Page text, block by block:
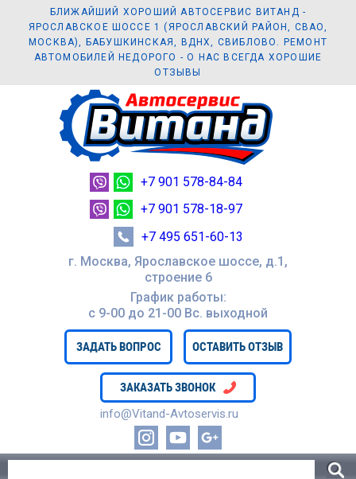
БЛИЖАЙШИЙ ХОРОШИЙ АВТОСЕРВИС ВИТАНД -
ЯРОСЛАВСКОЕ ШОССЕ 1 (ЯРОСЛАВСКИЙ РАЙОН, СВАО,
МОСКВА), БАБУШКИНСКАЯ, ВДНХ, СВИБЛОВО. РЕМОНТ
АВТОМОБИЛЕЙ НЕДОРОГО - О НАС ВСЕГДА ХОРОШИЕ
ОТЗЫВЫ
г. Москва, Ярославское шоссе, д.1,
строение 6
График работы:
с 9-00 до 21-00 Вc. выходной
ЗАДАТЬ ВОПРОС ОСТАВИТЬ ОТЗЫВ
ЗАКАЗАТЬ ЗВОНОК
info@Vitand-Avtoservis.ru
+7 901 578-84-84
+7 901 578-18-97
+7 495 651-60-13